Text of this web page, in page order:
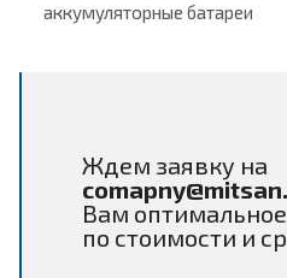
аккумуляторные батареи
Ждем заявку на
Вам
по стоимости и